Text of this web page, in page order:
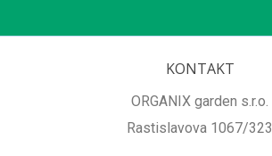
KONTAKT
ORGANIX garden s.r.o.
Rastislavova 1067/323